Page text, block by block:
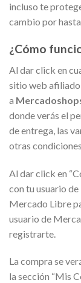
incluso te
cambio por
¿Cómo
Al dar click en
sitio web afiliado
a
donde verás el
de entrega, las
otras
Al dar click en
con tu usuario
Mercado Libre
usuario de
registrarte.
La compra se
la sección “Mis